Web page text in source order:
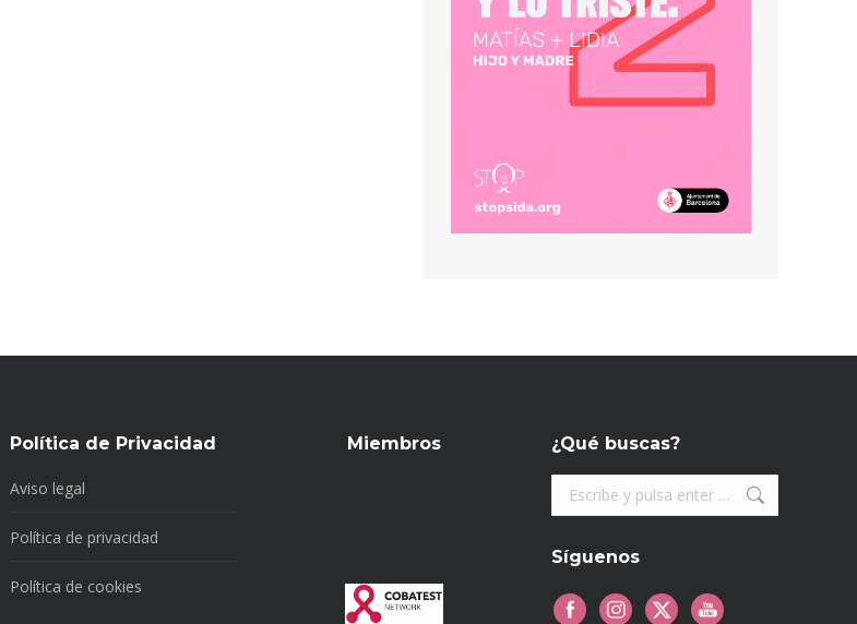
Política de Privacidad
Aviso legal
Política de privacidad
Política de cookies
Miembros ¿Qué buscas?
Buscar:
Síguenos